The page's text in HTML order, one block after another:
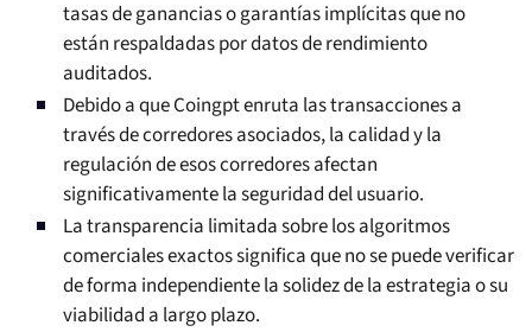
tasas de ganancias o garantías implícitas que no
están respaldadas por datos de rendimiento
auditados.
Debido a que Coingpt enruta las transacciones a
través de corredores asociados, la calidad y la
regulación de esos corredores afectan
significativamente la seguridad del usuario.
La transparencia limitada sobre los algoritmos
comerciales exactos significa que no se puede verificar
de forma independiente la solidez de la estrategia o su
viabilidad a largo plazo.